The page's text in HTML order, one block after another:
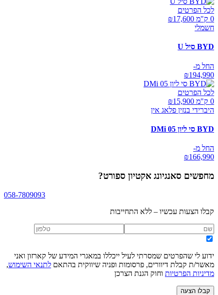
לכל הפרטים
0 ק"מ ₪
17,600
חשמלי
BYD סיל U
החל מ-
₪194,990
לכל הפרטים
0 ק"מ ₪
15,900
היברידי בנזין פלאג אין
BYD סי ליון 05 DMi
החל מ-
₪166,990
מחפשים סאנגיונג אקטיון ספורט?
058-7809093
קבלו הצעות עכשיו – ללא התחייבות
ידוע לי שהפרטים שמסרתי לעיל ייכללו במאגרי המידע של קארזון ואני
מאשר/ת קבלת דיוורים, פרסומות ופניה שיווקית בהתאם לתנאי השימוש,
מדיניות הפרטיות וחוק הגנת הצרכן
קבלו הצעה